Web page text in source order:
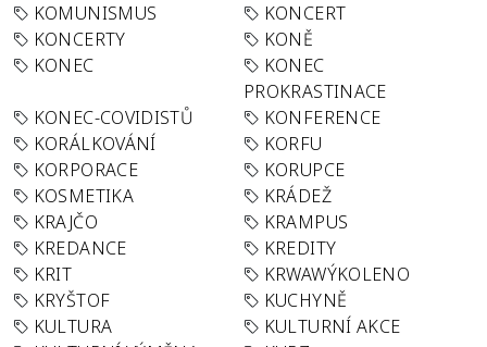
KOMUNISMUS
KONCERT
KONCERTY
KONĚ
KONEC
KONEC
PROKRASTINACE
KONEC-COVIDISTŮ
KONFERENCE
KORÁLKOVÁNÍ
KORFU
KORPORACE
KORUPCE
KOSMETIKA
KRÁDEŽ
KRAJČO
KRAMPUS
KREDANCE
KREDITY
KRIT
KRWAWÝKOLENO
KRYŠTOF
KUCHYNĚ
KULTURA
KULTURNÍ AKCE